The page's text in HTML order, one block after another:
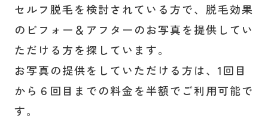
セルフ脱毛を検討されている方で、脱毛効果
のビフォー＆アフターのお写真を提供してい
ただける方を探しています。
お写真の提供をしていただける方は、1回目
から６回目までの料金を半額でご利用可能で
す。